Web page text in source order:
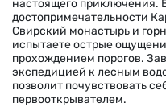
настоящего приключения.
достопримечательности
Свирский монастырь и
испытаете острые
прохождением порогов.
экспедицией к лесным
позволит почувствовать
первооткрывателем.